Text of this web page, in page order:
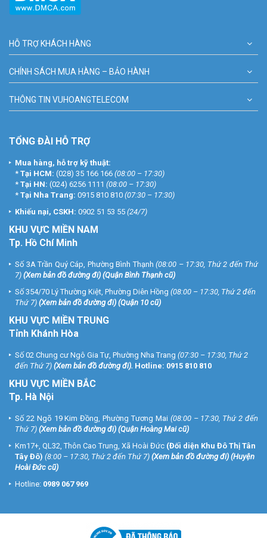
HỖ TRỢ KHÁCH HÀNG
CHÍNH SÁCH MUA HÀNG – BẢO HÀNH
THÔNG TIN VUHOANGTELECOM
TỔNG ĐÀI HỖ TRỢ
Mua hàng, hỗ trợ kỹ thuật:
* Tại HCM: (028) 35 166 166 (08:00 – 17:30)
* Tại HN: (024) 6256 1111 (08:00 – 17:30)
* Tại Nha Trang: 0915 810 810 (07:30 – 17:30)
Khiếu nại, CSKH: 0902 51 53 55 (24/7)
KHU VỰC MIỀN NAM
Tp. Hồ Chí Minh
Số 3A Trần Quý Cáp, Phường Bình Thạnh (08:00 – 17:30, Thứ 2 đến Thứ
7) (Xem bản đồ đường đi) (Quận Bình Thạnh cũ)
Số 354/70 Lý Thường Kiệt, Phường Diên Hồng (08:00 – 17:30, Thứ 2 đến
Thứ 7) (Xem bản đồ đường đi) (Quận 10 cũ)
KHU VỰC MIỀN TRUNG
Tỉnh Khánh Hòa
Số 02 Chung cư Ngô Gia Tự, Phường Nha Trang (07:30 – 17:30, Thứ 2
đến Thứ 7) (Xem bản đồ đường đi). Hotline: 0915 810 810
KHU VỰC MIỀN BẮC
Tp. Hà Nội
Số 22 Ngõ 19 Kim Đồng, Phường Tương Mai (08:00 – 17:30, Thứ 2 đến
Thứ 7) (Xem bản đồ đường đi) (Quận Hoàng Mai cũ)
Km17+, QL32, Thôn Cao Trung, Xã Hoài Đức (Đối diện Khu Đô Thị Tân
Tây Đô) (8:00 – 17:30, Thứ 2 đến Thứ 7) (Xem bản đồ đường đi) (Huyện
Hoài Đức cũ)
Hotline: 0989 067 969